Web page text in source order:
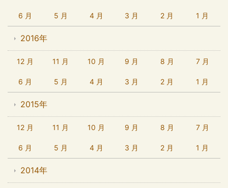
6 月 5 月 4 月 3 月 2 月 1 月
2016年
12 月 11 月 10 月 9 月 8 月 7 月
6 月 5 月 4 月 3 月 2 月 1 月
2015年
12 月 11 月 10 月 9 月 8 月 7 月
6 月 5 月 4 月 3 月 2 月 1 月
2014年